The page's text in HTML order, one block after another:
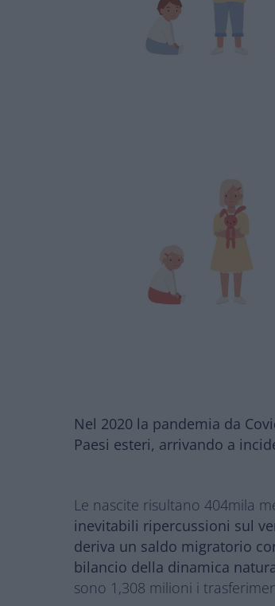
Nel 2020 la pandemia da
Paesi esteri, arrivando a
Le nascite risultano 404mila
inevitabili ripercussioni sul
deriva un saldo migratorio
bilancio della dinamica
sono 1,308 milioni i